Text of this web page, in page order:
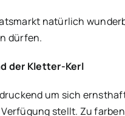
natürlich
dürfen.
der Kletter-Kerl
um sich
stellt. Zu